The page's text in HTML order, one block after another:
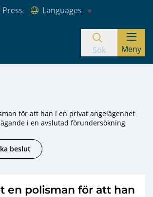
Press
Languages
Ombudsmän
Sök Meny
för att han i en privat angelägenhet
i en avslutad förundersökning
beslut
en polisman för att han